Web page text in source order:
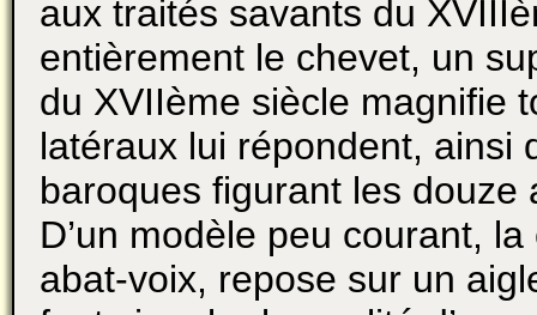
aux traités savants du
entièrement le chevet, un
du XVIIème siècle magnifie
latéraux lui répondent, ainsi
baroques figurant les douze
D’un modèle peu courant,
abat-voix, repose sur un